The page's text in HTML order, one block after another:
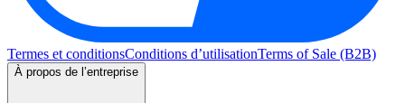
Termes et conditionsConditions d’utilisationTerms of Sale (B2B)
À propos de l’entreprise